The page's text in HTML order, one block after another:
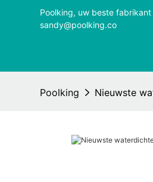
Poolking, uw beste
sandy@poolking.co
Poolking Nieuwste